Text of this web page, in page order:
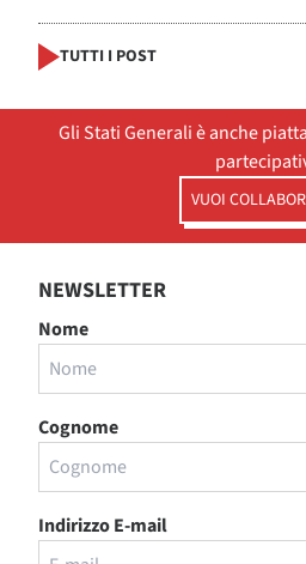
TUTTI I POST
Gli Stati Generali è anche
VUOI
NEWSLETTER
Nome
Cognome
Indirizzo E-mail